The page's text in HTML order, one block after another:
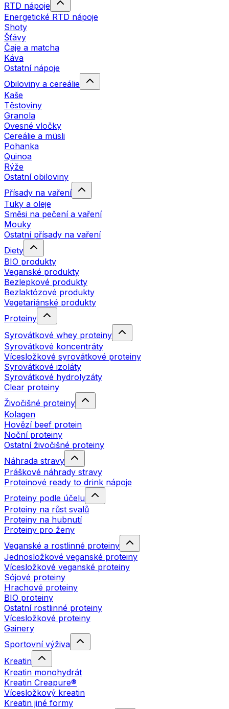
RTD nápoje
Energetické RTD nápoje
Shoty
Šťávy
Čaje a matcha
Káva
Ostatní nápoje
Obiloviny a cereálie
Kaše
Těstoviny
Granola
Ovesné vločky
Cereálie a müsli
Pohanka
Quinoa
Rýže
Ostatní obiloviny
Přísady na vaření
Tuky a oleje
Směsi na pečení a vaření
Mouky
Ostatní přísady na vaření
Diety
BIO produkty
Veganské produkty
Bezlepkové produkty
Bezlaktózové produkty
Vegetariánské produkty
Proteiny
Syrovátkové whey proteiny
Syrovátkové koncentráty
Vícesložkové syrovátkové proteiny
Syrovátkové izoláty
Syrovátkové hydrolyzáty
Clear proteiny
Živočišné proteiny
Kolagen
Hovězí beef protein
Noční proteiny
Ostatní živočišné proteiny
Náhrada stravy
Práškové náhrady stravy
Proteinové ready to drink nápoje
Proteiny podle účelu
Proteiny na růst svalů
Proteiny na hubnutí
Proteiny pro ženy
Veganské a rostlinné proteiny
Jednosložkové veganské proteiny
Vícesložkové veganské proteiny
Sójové proteiny
Hrachové proteiny
BIO proteiny
Ostatní rostlinné proteiny
Vícesložkové proteiny
Gainery
Sportovní výživa
Kreatin
Kreatin monohydrát
Kreatin Creapure®
Vícesložkový kreatin
Kreatin jiné formy